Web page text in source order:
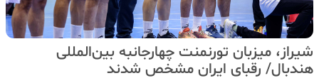
شیراز، میزبان تورنمنت چهارجانبه بین‌المللی
هندبال/ رقبای ایران مشخص شدند